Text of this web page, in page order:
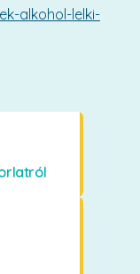
alkohol-lelki-